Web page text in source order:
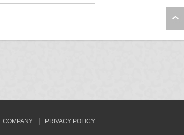
COMPANY PRIVACY POLICY